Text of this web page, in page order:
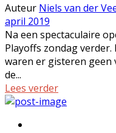
Auteur Niels van der
april 2019
Na een spectaculaire
Playoffs zondag
waren er gisteren geen
de...
Lees verder